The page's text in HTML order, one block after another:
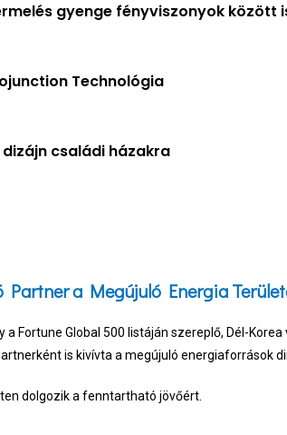
gyenge fényviszonyok között
Technológia
családi házakra
a Megújuló Energia
Fortune Global 500 listáján szereplő, Dél-
is kivívta a megújuló energiaforrások
dolgozik a fenntartható jövőért.